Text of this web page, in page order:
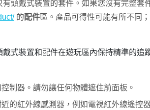
頭戴式裝置的套件。如果您沒有完整套
的配件區。產品可得性可能有所不同
式裝置和配件在遊玩區內保持精準的追
制器。請勿讓任何物體遮住前面板。
的紅外線感測器，例如電視紅外線遙控